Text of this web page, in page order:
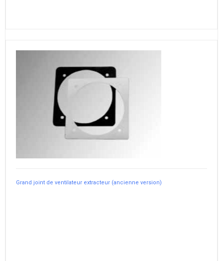
Grand joint de ventilateur extracteur (ancienne version)